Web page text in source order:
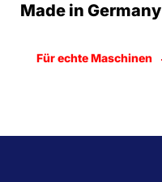
Made in Germany
Für echte Maschinen